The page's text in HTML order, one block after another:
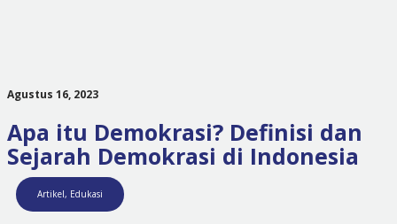
Agustus 16, 2023
Apa itu Demokrasi? Definisi dan
Sejarah Demokrasi di Indonesia
Artikel, Edukasi